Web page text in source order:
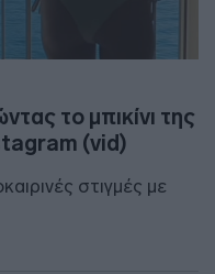
το μπικίνι της
(vid)
στιγμές με